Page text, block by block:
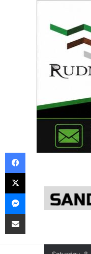
Facebook
X
Messenger
Pošalji preko E-Maila